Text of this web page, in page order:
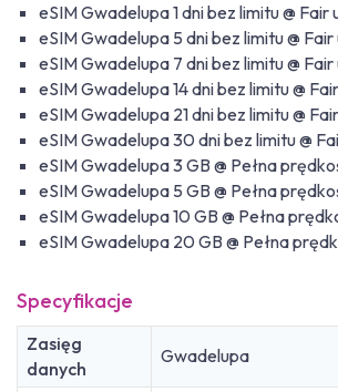
eSIM Gwadelupa 1 dni bez limitu @ Fair
eSIM Gwadelupa 5 dni bez limitu @ Fair
eSIM Gwadelupa 7 dni bez limitu @ Fair
eSIM Gwadelupa 14 dni bez limitu @
eSIM Gwadelupa 21 dni bez limitu @
eSIM Gwadelupa 30 dni bez limitu @
eSIM Gwadelupa 3 GB @ Pełna
eSIM Gwadelupa 5 GB @ Pełna
eSIM Gwadelupa 10 GB @ Pełna
eSIM Gwadelupa 20 GB @ Pełna
Specyfikacje
Zasięg
danych
Gwadelupa